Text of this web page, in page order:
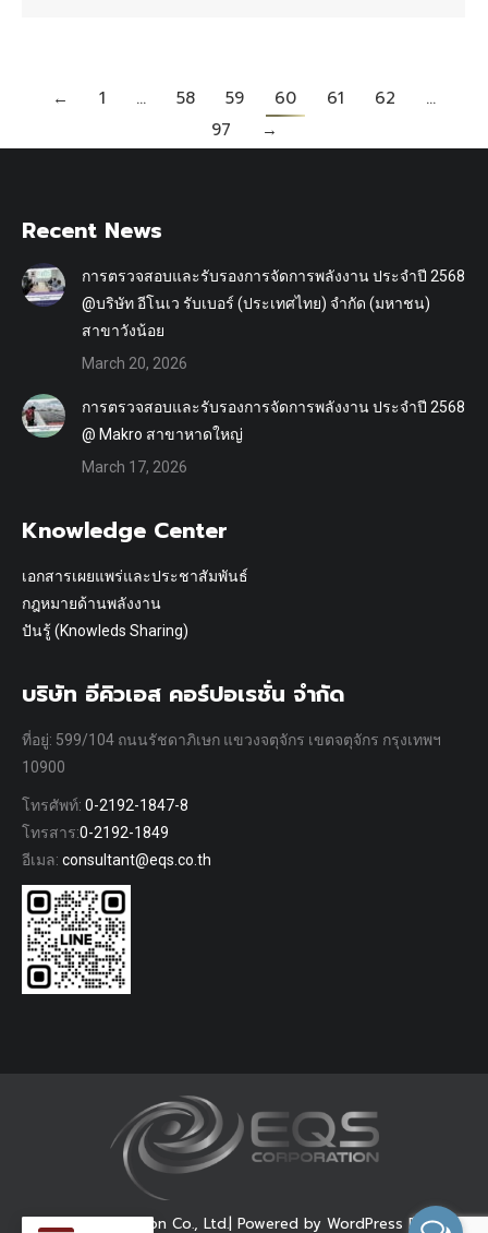
← 1 … 58 59 60 61 62
…
97
→
Recent News
การตรวจสอบและรับรองการจัดการพลังงาน ประจำปี 2568
@บริษัท อีโนเว รับเบอร์ (ประเทศไทย) จำกัด (มหาชน)
สาขาวังน้อย
March 20, 2026
การตรวจสอบและรับรองการจัดการพลังงาน ประจำปี 2568
@ Makro สาขาหาดใหญ่
March 17, 2026
Knowledge Center
เอกสารเผยแพร่และประชาสัมพันธ์
กฎหมายด้านพลังงาน
ปันรู้ (Knowleds Sharing)
บริษัท อีคิวเอส คอร์ปอเรชั่น จำกัด
ที่อยู่: 599/104 ถนนรัชดาภิเษก แขวงจตุจักร เขตจตุจักร กรุงเทพฯ
10900
โทรศัพท์: 0-2192-1847-8
โทรสาร:0-2192-1849
อีเมล: consultant@eqs.co.th
© EQS Corporation Co., Ltd.| Powered by WordPress Dream-